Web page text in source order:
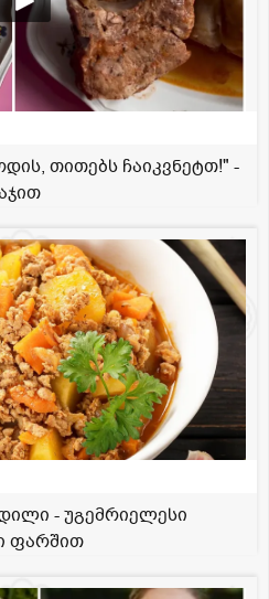
თითებს ჩაიკვნეტთ!" -
- უგემრიელესი
ფარშით